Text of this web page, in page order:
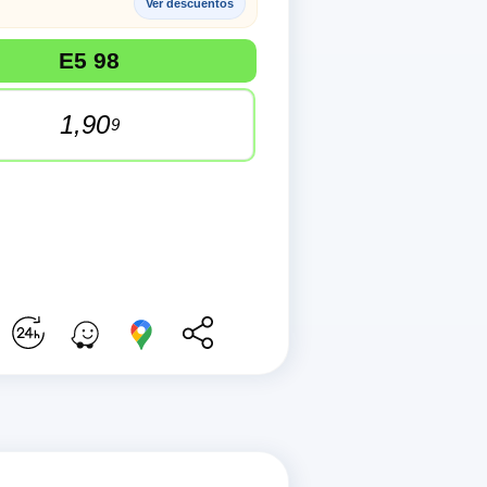
Ver descuentos
disponibles: Diesel A, Diesel +, E5 95 y E5
E5 98
1,909